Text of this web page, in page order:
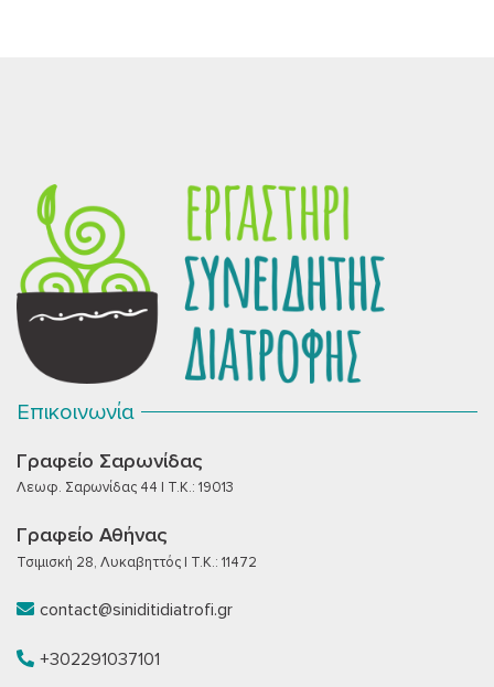
Επικοινωνία
Γραφείο Σαρωνίδας
Λεωφ. Σαρωνίδας 44 | T.K.: 19013
Γραφείο Αθήνας
Τσιμισκή 28, Λυκαβηττός | T.K.: 11472
contact@siniditidiatrofi.gr
+302291037101